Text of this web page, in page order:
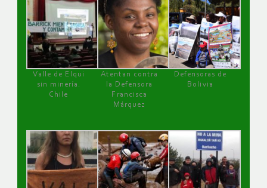
Valle de Elqui
sin minería.
Chile
Atentan contra
la Defensora
Francisca
Márquez
Defensoras de
Bolivia